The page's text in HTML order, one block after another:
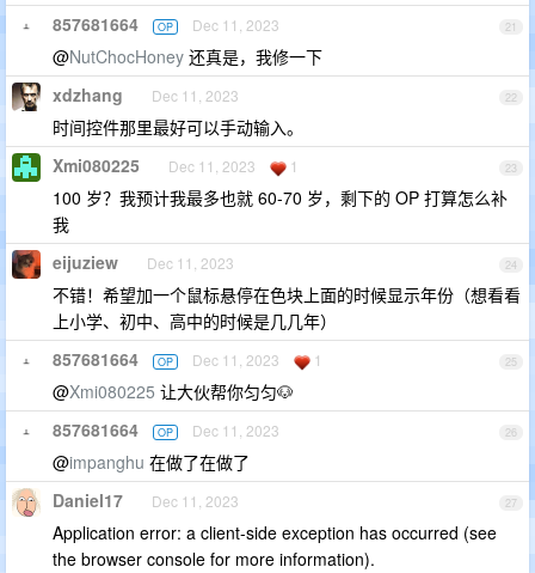
21
857681664 OP Dec 11, 2023
@NutChocHoney 还真是，我修一下
22
xdzhang Dec 11, 2023
时间控件那里最好可以手动输入。
23
Xmi080225 Dec 11, 2023 1
100 岁？我预计我最多也就 60-70 岁，剩下的 OP 打算怎么补
我
24
eijuziew Dec 11, 2023
不错！希望加一个鼠标悬停在色块上面的时候显示年份（想看看
上小学、初中、高中的时候是几几年）
25
857681664 OP Dec 11, 2023 1
@Xmi080225 让大伙帮你匀匀🐶
26
857681664 OP Dec 11, 2023
@impanghu 在做了在做了
27
Daniel17 Dec 11, 2023
Application error: a client-side exception has occurred (see
the browser console for more information).